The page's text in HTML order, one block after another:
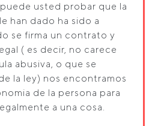
usted probar que la
han dado ha sido a
se firma un contrato y
( es decir, no carece
abusiva, o que se
la ley) nos encontramos
de la persona para
a una cosa.